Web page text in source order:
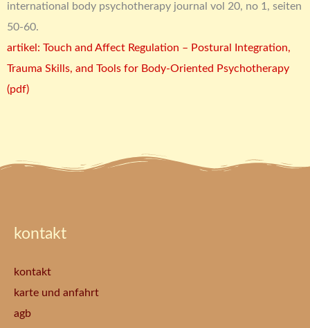
international body psychotherapy journal vol 20, no 1, seiten
50-60.
artikel: Touch and Affect Regulation – Postural Integration,
Trauma Skills, and Tools for Body-Oriented Psychotherapy
(pdf)
kontakt
kontakt
karte und anfahrt
agb